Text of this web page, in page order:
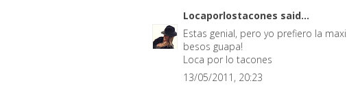
Locaporlostacones said...
Estas genial, pero yo prefiero la
besos guapa!
Loca por lo tacones
13/05/2011, 20:23